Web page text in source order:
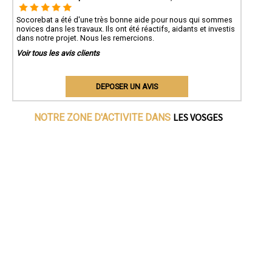
Socorebat a été d'une très bonne aide pour nous qui sommes
novices dans les travaux. Ils ont été réactifs, aidants et investis
dans notre projet. Nous les remercions.
Voir tous les avis clients
DEPOSER UN AVIS
NOTRE ZONE D'ACTIVITE DANS LES VOSGES